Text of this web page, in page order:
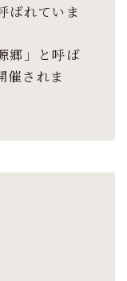
ばれていま
郷」と呼ば
催されま